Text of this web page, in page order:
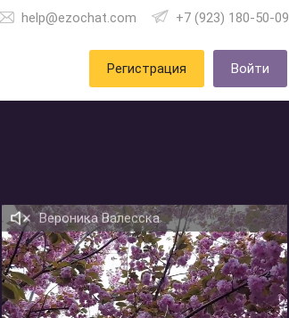
help@ezochat.com +7 (923) 180-50-09
Регистрация Войти
Вероника Валесска